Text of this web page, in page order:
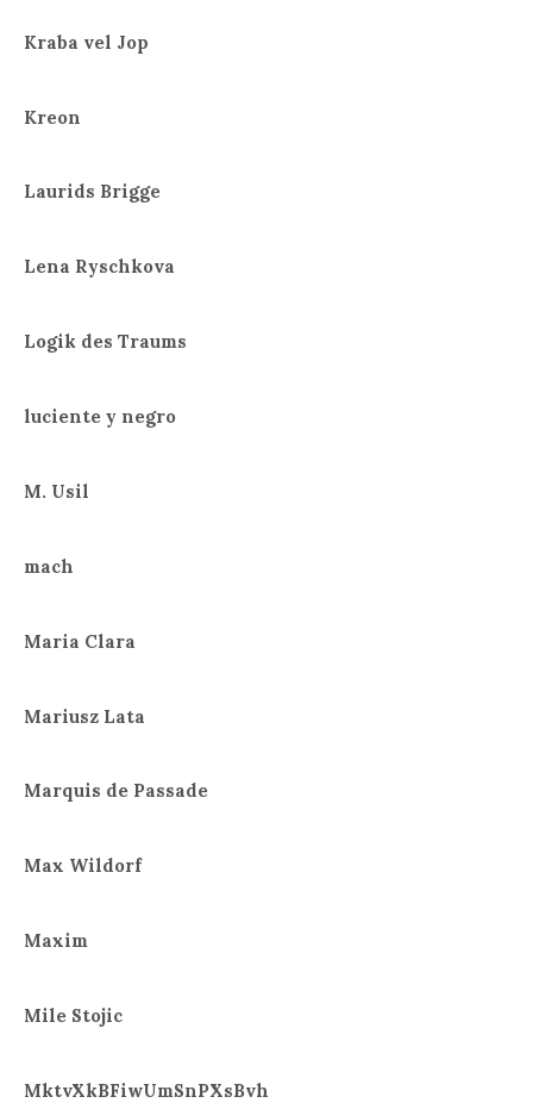
Kraba vel Jop
Kreon
Laurids Brigge
Lena Ryschkova
Logik des Traums
luciente y negro
M. Usil
mach
Maria Clara
Mariusz Lata
Marquis de Passade
Max Wildorf
Maxim
Mile Stojic
MktvXkBFiwUmSnPXsBvh